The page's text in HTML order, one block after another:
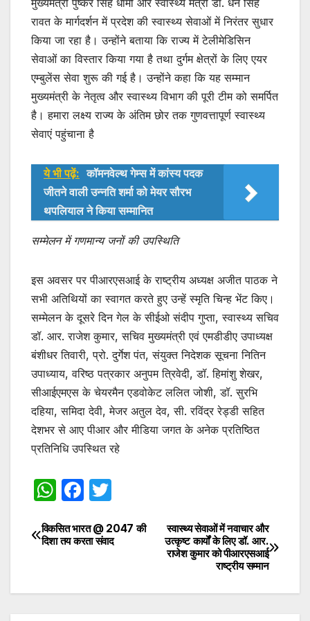
मुख्यमंत्री पुष्कर सिंह धामी और स्वास्थ्य मंत्री डॉ. धन सिंह
रावत के मार्गदर्शन में प्रदेश की स्वास्थ्य सेवाओं में निरंतर सुधार
किया जा रहा है। उन्होंने बताया कि राज्य में टेलीमेडिसिन
सेवाओं का विस्तार किया गया है तथा दुर्गम क्षेत्रों के लिए एयर
एम्बुलेंस सेवा शुरू की गई है। उन्होंने कहा कि यह सम्मान
मुख्यमंत्री के नेतृत्व और स्वास्थ्य विभाग की पूरी टीम को समर्पित
है। हमारा लक्ष्य राज्य के अंतिम छोर तक गुणवत्तापूर्ण स्वास्थ्य
सेवाएं पहुंचाना है
ये भी पढ़ें: कॉमनवेल्थ गेम्स में कांस्य पदक
जीतने वाली उन्नति शर्मा को मेयर सौरभ
थपलियाल ने किया सम्मानित
सम्मेलन में गणमान्य जनों की उपस्थिति
इस अवसर पर पीआरएसआई के राष्ट्रीय अध्यक्ष अजीत पाठक ने
सभी अतिथियों का स्वागत करते हुए उन्हें स्मृति चिन्ह भेंट किए।
सम्मेलन के दूसरे दिन गेल के सीईओ संदीप गुप्ता, स्वास्थ्य सचिव
डॉ. आर. राजेश कुमार, सचिव मुख्यमंत्री एवं एमडीडीए उपाध्यक्ष
बंशीधर तिवारी, प्रो. दुर्गेश पंत, संयुक्त निदेशक सूचना नितिन
उपाध्याय, वरिष्ठ पत्रकार अनुपम त्रिवेदी, डॉ. हिमांशु शेखर,
सीआईएमएस के चेयरमैन एडवोकेट ललित जोशी, डॉ. सुरभि
दहिया, समिदा देवी, मेजर अतुल देव, सी. रविंद्र रेड्डी सहित
देशभर से आए पीआर और मीडिया जगत के अनेक प्रतिष्ठित
प्रतिनिधि उपस्थित रहे
W
at
p
F
c
o
itt
Post
स्वास्थ्य सेवाओं में नवाचार और
उत्कृष्ट कार्यों के लिए डॉ. आर.
राजेश कुमार को पीआरएसआई
राष्ट्रीय सम्मान
विकसित भारत @ 2047 की
दिशा तय करता संवाद